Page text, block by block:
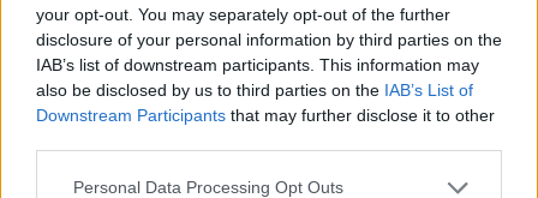
your opt-out. You may separately opt-out of the further
disclosure of your personal information by third parties on the
IAB’s list of downstream participants. This information may
also be disclosed by us to third parties on the IAB’s List of
Downstream Participants that may further disclose it to other
Please note that this website/app uses one or more Google
Personal Data Processing Opt Outs